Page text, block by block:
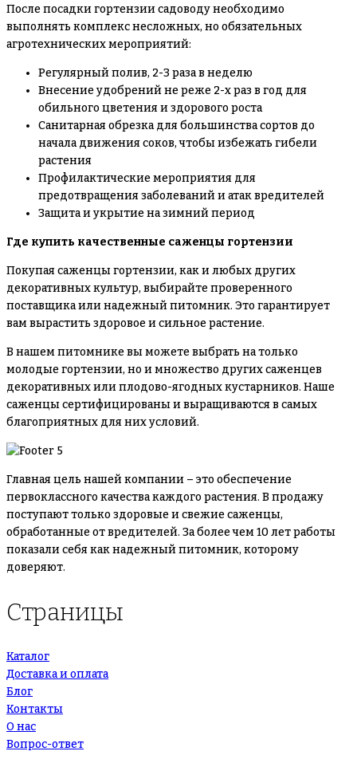
После посадки гортензии садоводу необходимо
выполнять комплекс несложных, но обязательных
агротехнических мероприятий:
Регулярный полив, 2-3 раза в неделю
Внесение удобрений не реже 2-х раз в год для
обильного цветения и здорового роста
Санитарная обрезка для большинства сортов до
начала движения соков, чтобы избежать гибели
растения
Профилактические мероприятия для
предотвращения заболеваний и атак вредителей
Защита и укрытие на зимний период
Где купить качественные саженцы гортензии
Покупая саженцы гортензии, как и любых других
декоративных культур, выбирайте проверенного
поставщика или надежный питомник. Это гарантирует
вам вырастить здоровое и сильное растение.
В нашем питомнике вы можете выбрать на только
молодые гортензии, но и множество других саженцев
декоративных или плодово-ягодных кустарников. Наше
саженцы сертифицированы и выращиваются в самых
благоприятных для них условий.
Главная цель нашей компании – это обеспечение
первоклассного качества каждого растения. В продажу
поступают только здоровые и свежие саженцы,
обработанные от вредителей. За более чем 10 лет работы
показали себя как надежный питомник, которому
доверяют.
Страницы
Каталог
Доставка и оплата
Блог
Контакты
О нас
Вопрос-ответ